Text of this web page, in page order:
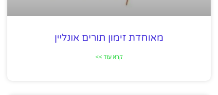
מאוחדת זימון תורים אונליין
קרא עוד >>